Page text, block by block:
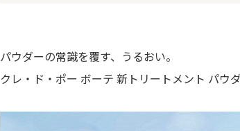
パウダーの常識を覆す、うるおい。
クレ・ド・ポー ボーテ 新トリートメント パウ